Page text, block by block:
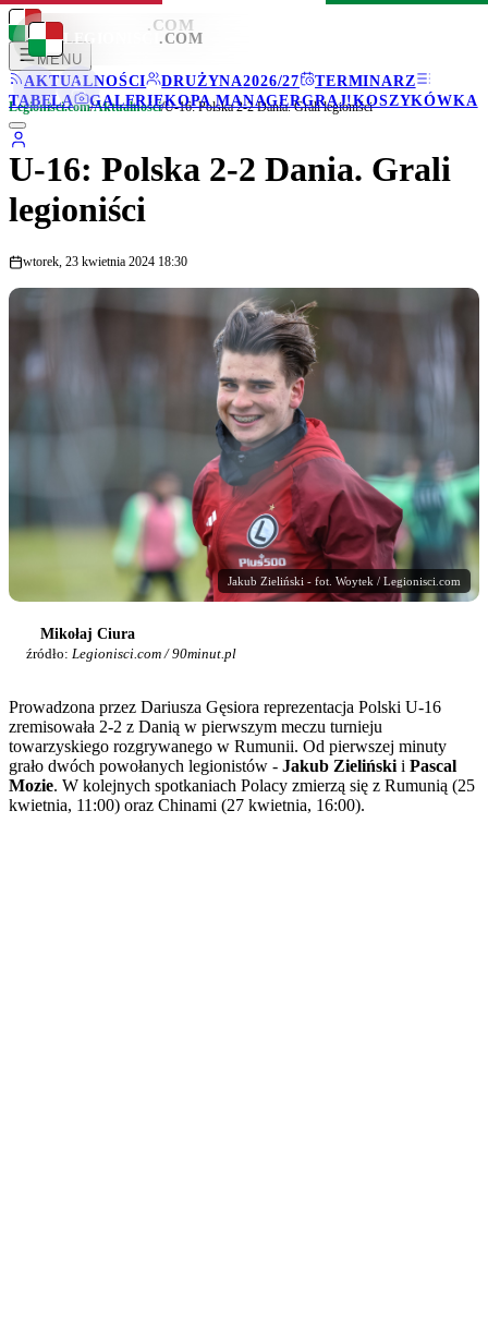
LEGIONISCI .COM
MENU
AKTUALNOŚCI
DRUŻYNA2026/27
TERMINARZ
TABELA
GALERIEKOPA MANAGERGRAJ!KOSZYKÓWKA
LEGIONISCI .COM
Legionisci.com/Aktualności/U-16: Polska 2-2 Dania. Grali legioniści
U-16: Polska 2-2 Dania. Grali
legioniści
wtorek, 23 kwietnia 2024 18:30
Jakub Zieliński - fot. Woytek / Legionisci.com
Mikołaj Ciura
źródło: Legionisci.com / 90minut.pl
Prowadzona przez Dariusza Gęsiora reprezentacja Polski U-16
zremisowała 2-2 z Danią w pierwszym meczu turnieju
towarzyskiego rozgrywanego w Rumunii. Od pierwszej minuty
grało dwóch powołanych legionistów - Jakub Zieliński i Pascal
Mozie. W kolejnych spotkaniach Polacy zmierzą się z Rumunią (25
kwietnia, 11:00) oraz Chinami (27 kwietnia, 16:00).